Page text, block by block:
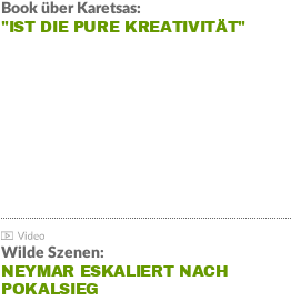
Book über Karetsas:
"IST DIE PURE KREATIVITÄT"
Wilde Szenen:
NEYMAR ESKALIERT NACH
POKALSIEG